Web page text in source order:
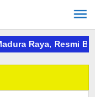
Resmi Buka